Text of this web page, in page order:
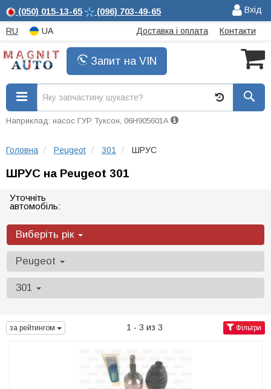
(050) 015-13-65 (096) 703-49-65 Вхід
RU UA Доставка і оплата Контакти
Запит на VIN
Наприклад: насос ГУР Туксон, 06H905601A
Головна Peugeot 301 ШРУС
ШРУС на Peugeot 301
Уточніть
автомобіль:
Виберіть рік
Peugeot
301
за рейтингом 1 - 3 из 3 Фільтри